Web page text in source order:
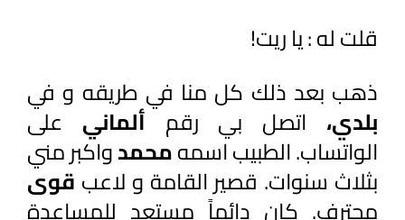
قلت له : يا ريت!
ذهب بعد ذلك كل منا في طريقه و في
بلدي، اتصل بي رقم ألماني
الواتساب. الطبيب اسمه محمد
بثلاث سنوات. قصير القامة و لاعب قوى